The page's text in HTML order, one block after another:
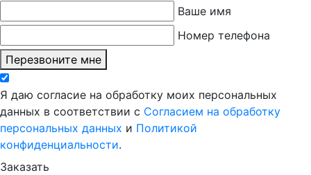
Ваше имя
Номер телефона
Перезвоните мне
Я даю согласие на обработку моих персональных
данных в соответствии с Согласием на обработку
персональных данных и Политикой
конфиденциальности.
Заказать